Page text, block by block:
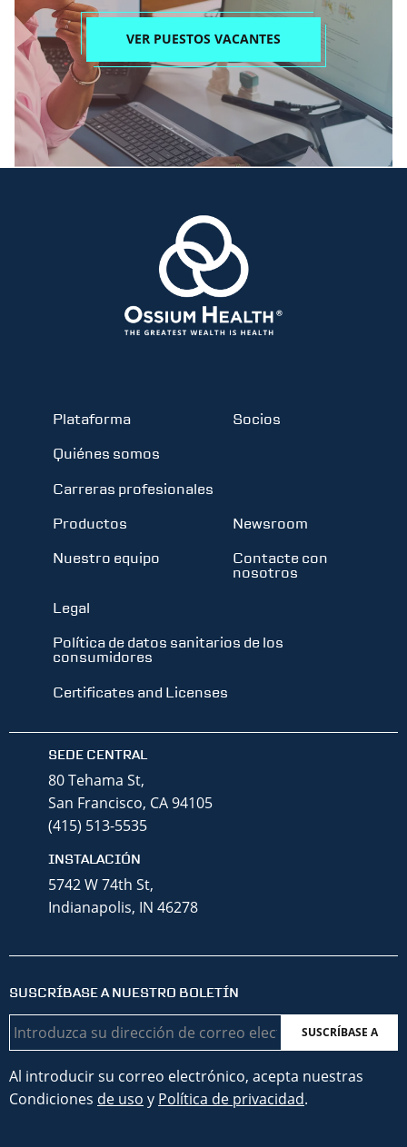
VER PUESTOS VACANTES
Plataforma
Socios
Quiénes somos
Carreras profesionales
Productos
Newsroom
Nuestro equipo
Contacte con
nosotros
Legal
Política de datos sanitarios de los
consumidores
Certificates and Licenses
SEDE CENTRAL
80 Tehama St,
San Francisco, CA 94105
(415) 513-5535
INSTALACIÓN
5742 W 74th St,
Indianapolis, IN 46278
SUSCRÍBASE A NUESTRO BOLETÍN
Correo
electrónico
Al introducir su correo electrónico, acepta nuestras
Condiciones de uso y Política de privacidad.